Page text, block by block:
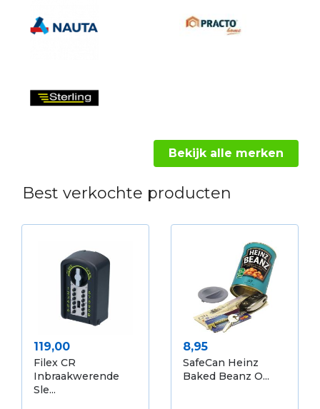
Bekijk alle merken
Best verkochte producten
Prijs
119,00
Filex CR
Inbraakwerende
Sle...
Prijs
8,95
SafeCan Heinz
Baked Beanz O...